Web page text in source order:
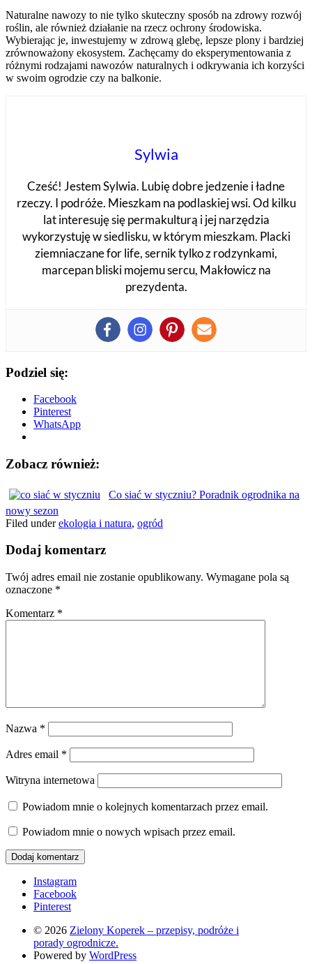
Naturalne nawozy to nie tylko skuteczny sposób na zdrowy rozwój
roślin, ale również działanie na rzecz ochrony środowiska.
Wybierając je, inwestujemy w zdrową glebę, lepsze plony i bardziej
zrównoważony ekosystem. Zachęcamy do eksperymentowania z
różnymi rodzajami nawozów naturalnych i odkrywania ich korzyści
w swoim ogrodzie czy na balkonie.
Sylwia
Cześć! Jestem Sylwia. Lubię dobre jedzenie i ładne
rzeczy. I podróże. Mieszkam na podlaskiej wsi. Od kilku
lat interesuję się permakulturą i jej narzędzia
wykorzystuję w siedlisku, w którym mieszkam. Placki
ziemniaczane for life, sernik tylko z rodzynkami,
marcepan bliski mojemu sercu, Makłowicz na
prezydenta.
Podziel się:
Facebook
Pinterest
WhatsApp
Zobacz również:
Co siać w styczniu? Poradnik ogrodnika na
nowy sezon
Filed underekologia i natura, ogród
Dodaj komentarz
Twój adres email nie zostanie opublikowany. Wymagane pola są
oznaczone *
Komentarz *
Nazwa *
Adres email *
Witryna internetowa
Powiadom mnie o kolejnych komentarzach przez email.
Powiadom mnie o nowych wpisach przez email.
Instagram
Facebook
Pinterest
© 2026 Zielony Koperek – przepisy, podróże i
porady ogrodnicze.
Powered by WordPress